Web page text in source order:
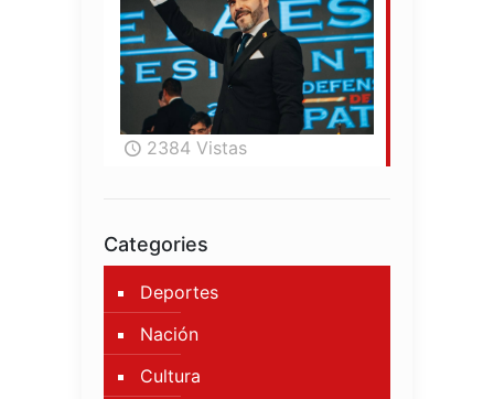
2384 Vistas
Categories
Deportes
Nación
Cultura